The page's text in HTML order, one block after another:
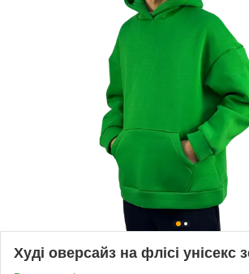
Худі оверсайз на флісі унісекс